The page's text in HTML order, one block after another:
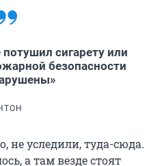
сигарету или
безопасности
не уследили, туда-сюда.
а там везде стоят